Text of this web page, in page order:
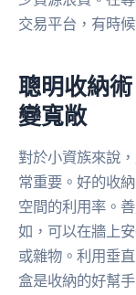
交易平台，有時
聰明收納
變寬敞
對於小資族來說
常重要。好的收
空間的利用率。
如，可以在牆上
或雜物。利用垂
盒是收納的好幫